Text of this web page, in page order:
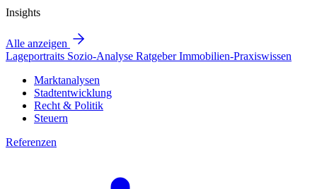
Insights
Alle anzeigen
Lageportraits Sozio-Analyse RatgeberImmobilien-Praxiswissen
Marktanalysen
Stadtentwicklung
Recht & Politik
Steuern
Referenzen